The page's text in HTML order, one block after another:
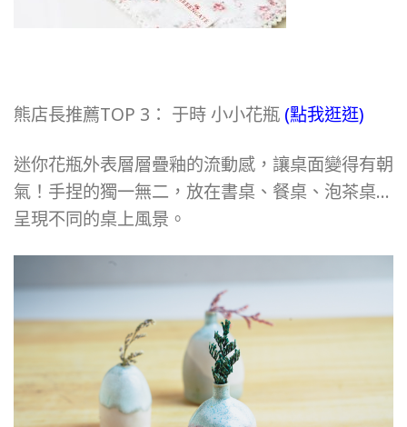
熊店長推薦TOP 3： 于時 小小花瓶 (點我逛逛)
迷你花瓶外表層層疊釉的流動感，讓桌面變得有朝
氣！手捏的獨一無二，放在書桌、餐桌、泡茶桌…
呈現不同的桌上風景。